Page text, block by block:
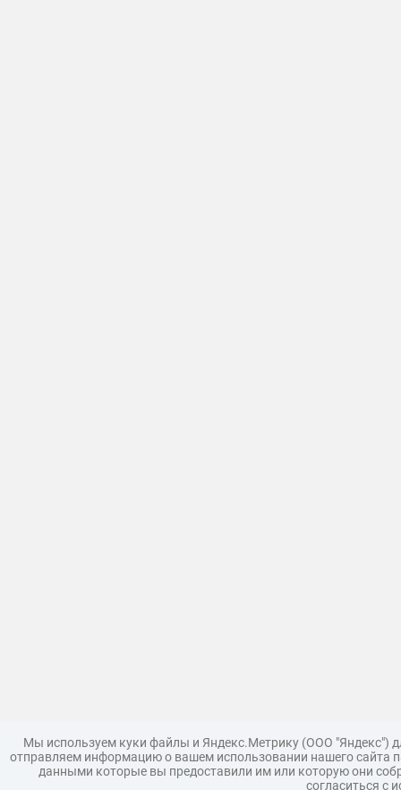
Мы используем куки файлы и Яндекс.Метрику (ООО "Яндекс")
отправляем информацию о вашем использовании нашего сайта
данными которые вы предоставили им или которую они
согласиться с